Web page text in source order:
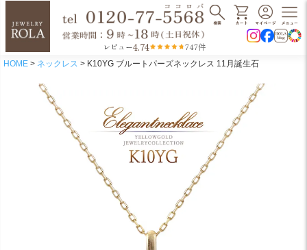
レビュー4.74 747件
HOME ネックレス K10YG ブルートパーズネックレス 11月誕生石